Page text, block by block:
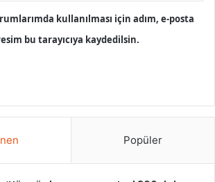
kullanılması için adım, e-posta
bu tarayıcıya kaydedilsin.
Popüler